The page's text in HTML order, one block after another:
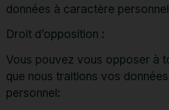
données à caractère
Droit d’opposition :
Vous pouvez vous opposer à
que nous traitions vos
personnel: